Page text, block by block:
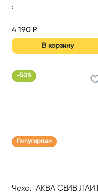
SAFETY) 1600*2000
:
4 190 ₽
В корзину
-50%
Популярный
Чехол АКВА СЕЙВ ЛАЙТ